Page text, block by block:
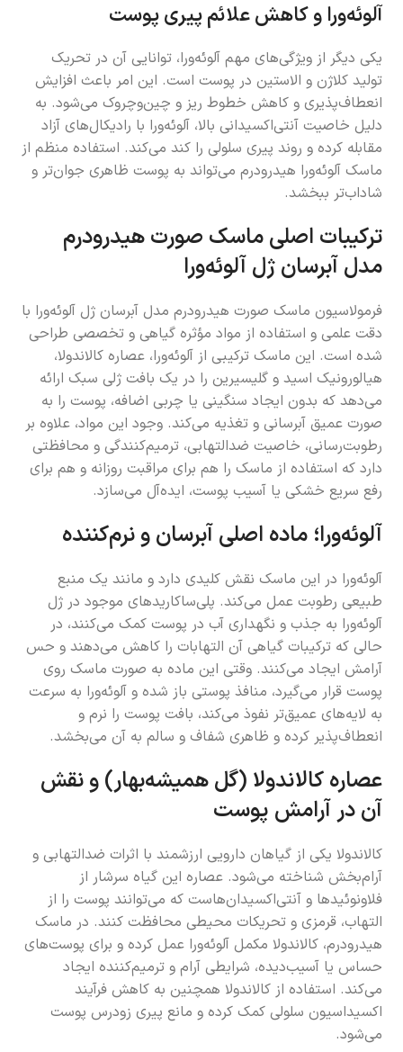
آلوئه‌ورا و کاهش علائم پیری پوست
یکی دیگر از ویژگی‌های مهم آلوئه‌ورا، توانایی آن در تحریک
تولید کلاژن و الاستین در پوست است. این امر باعث افزایش
انعطاف‌پذیری و کاهش خطوط ریز و چین‌وچروک می‌شود. به
دلیل خاصیت آنتی‌اکسیدانی بالا، آلوئه‌ورا با رادیکال‌های آزاد
مقابله کرده و روند پیری سلولی را کند می‌کند. استفاده منظم از
ماسک آلوئه‌ورا هیدرودرم می‌تواند به پوست ظاهری جوان‌تر و
شاداب‌تر ببخشد.
ترکیبات اصلی ماسک صورت هیدرودرم
مدل آبرسان ژل آلوئه‌ورا
فرمولاسیون ماسک صورت هیدرودرم مدل آبرسان ژل آلوئه‌ورا با
دقت علمی و استفاده از مواد مؤثره گیاهی و تخصصی طراحی
شده است. این ماسک ترکیبی از آلوئه‌ورا، عصاره کالاندولا،
هیالورونیک اسید و گلیسیرین را در یک بافت ژلی سبک ارائه
می‌دهد که بدون ایجاد سنگینی یا چربی اضافه، پوست را به
صورت عمیق آبرسانی و تغذیه می‌کند. وجود این مواد، علاوه بر
رطوبت‌رسانی، خاصیت ضدالتهابی، ترمیم‌کنندگی و محافظتی
دارد که استفاده از ماسک را هم برای مراقبت روزانه و هم برای
رفع سریع خشکی یا آسیب پوست، ایده‌آل می‌سازد.
آلوئه‌ورا؛ ماده اصلی آبرسان و نرم‌کننده
آلوئه‌ورا در این ماسک نقش کلیدی دارد و مانند یک منبع
طبیعی رطوبت عمل می‌کند. پلی‌ساکاریدهای موجود در ژل
آلوئه‌ورا به جذب و نگهداری آب در پوست کمک می‌کنند، در
حالی که ترکیبات گیاهی آن التهابات را کاهش می‌دهند و حس
آرامش ایجاد می‌کنند. وقتی این ماده به صورت ماسک روی
پوست قرار می‌گیرد، منافذ پوستی باز شده و آلوئه‌ورا به سرعت
به لایه‌های عمیق‌تر نفوذ می‌کند، بافت پوست را نرم و
انعطاف‌پذیر کرده و ظاهری شفاف و سالم به آن می‌بخشد.
عصاره کالاندولا (گل همیشه‌بهار) و نقش
آن در آرامش پوست
کالاندولا یکی از گیاهان دارویی ارزشمند با اثرات ضدالتهابی و
آرام‌بخش شناخته می‌شود. عصاره این گیاه سرشار از
فلاونوئیدها و آنتی‌اکسیدان‌هاست که می‌توانند پوست را از
التهاب، قرمزی و تحریکات محیطی محافظت کنند. در ماسک
هیدرودرم، کالاندولا مکمل آلوئه‌ورا عمل کرده و برای پوست‌های
حساس یا آسیب‌دیده، شرایطی آرام و ترمیم‌کننده ایجاد
می‌کند. استفاده از کالاندولا همچنین به کاهش فرآیند
اکسیداسیون سلولی کمک کرده و مانع پیری زودرس پوست
می‌شود.